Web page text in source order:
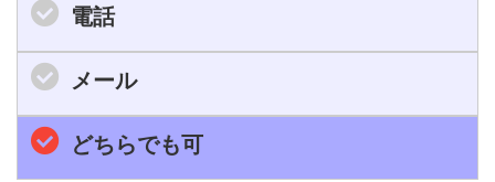
電話
メール
どちらでも可